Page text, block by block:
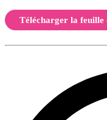
Télécharger la